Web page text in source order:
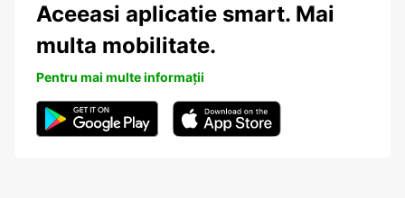
Aceeasi aplicatie smart. Mai
multa mobilitate.
Pentru mai multe informații